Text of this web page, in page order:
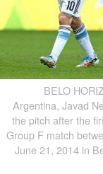
BELO
Argentina, Javad
the pitch after the
Group F match
June 21, 2014 in